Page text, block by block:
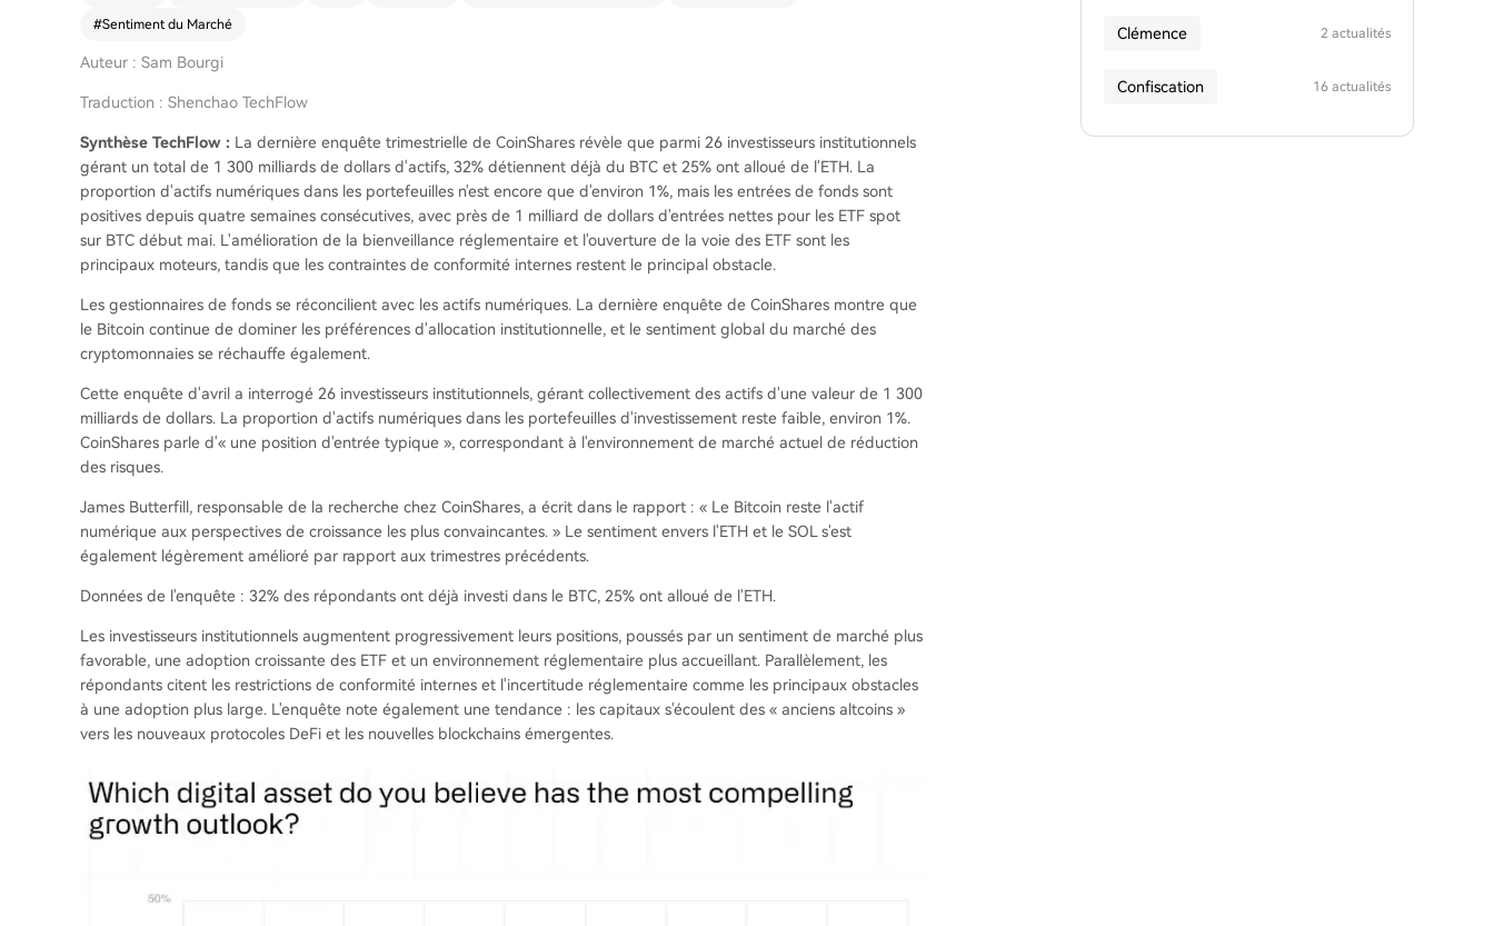
#Sentiment du Marché
Auteur : Sam Bourgi
Traduction : Shenchao TechFlow
Synthèse TechFlow : La dernière enquête trimestrielle de CoinShares révèle que parmi 26 investisseurs institutionnels
gérant un total de 1 300 milliards de dollars d'actifs, 32% détiennent déjà du BTC et 25% ont alloué de l'ETH. La
proportion d'actifs numériques dans les portefeuilles n'est encore que d'environ 1%, mais les entrées de fonds sont
positives depuis quatre semaines consécutives, avec près de 1 milliard de dollars d'entrées nettes pour les ETF spot
sur BTC début mai. L'amélioration de la bienveillance réglementaire et l'ouverture de la voie des ETF sont les
principaux moteurs, tandis que les contraintes de conformité internes restent le principal obstacle.
Les gestionnaires de fonds se réconcilient avec les actifs numériques. La dernière enquête de CoinShares montre que
le Bitcoin continue de dominer les préférences d'allocation institutionnelle, et le sentiment global du marché des
cryptomonnaies se réchauffe également.
Cette enquête d'avril a interrogé 26 investisseurs institutionnels, gérant collectivement des actifs d'une valeur de 1 300
milliards de dollars. La proportion d'actifs numériques dans les portefeuilles d'investissement reste faible, environ 1%.
CoinShares parle d'« une position d'entrée typique », correspondant à l'environnement de marché actuel de réduction
des risques.
James Butterfill, responsable de la recherche chez CoinShares, a écrit dans le rapport : « Le Bitcoin reste l'actif
numérique aux perspectives de croissance les plus convaincantes. » Le sentiment envers l'ETH et le SOL s'est
également légèrement amélioré par rapport aux trimestres précédents.
Données de l'enquête : 32% des répondants ont déjà investi dans le BTC, 25% ont alloué de l'ETH.
Les investisseurs institutionnels augmentent progressivement leurs positions, poussés par un sentiment de marché plus
favorable, une adoption croissante des ETF et un environnement réglementaire plus accueillant. Parallèlement, les
répondants citent les restrictions de conformité internes et l'incertitude réglementaire comme les principaux obstacles
à une adoption plus large. L'enquête note également une tendance : les capitaux s'écoulent des « anciens altcoins »
vers les nouveaux protocoles DeFi et les nouvelles blockchains émergentes.
Clémence 2 actualités
Confiscation 16 actualités